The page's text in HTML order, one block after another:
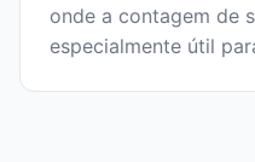
onde a contagem de
especialmente útil